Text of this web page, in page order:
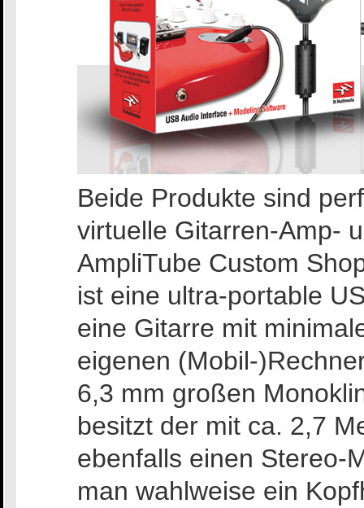
Beide Produkte sind
virtuelle Gitarren-Amp-
AmpliTube Custom
ist eine ultra-portable
eine Gitarre mit
eigenen (Mobil-
6,3 mm großen
besitzt der mit ca. 2,7
ebenfalls einen Stereo-
man wahlweise ein